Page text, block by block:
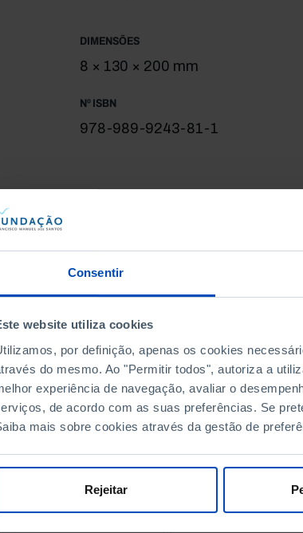
Consentir
website utiliza cookies
por definição, apenas os cookies
do mesmo. Ao "Permitir todos", autoriza a
experiência de navegação, avaliar o
de acordo com as suas preferências. Se
mais sobre cookies através da gestão de
Rejeitar
acelerada.
DIMENSÕES
8 × 130 × 200 mm
Nº ISBN
978-989-9243-81-1